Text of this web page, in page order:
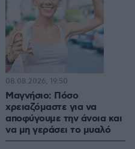
Μαγνήσιο: Πόσο
χρειαζόμαστε για να
αποφύγουμε την άνοια και
να μη γεράσει το μυαλό
08.08.2026, 19:50